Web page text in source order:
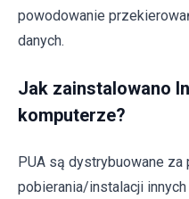
powodowanie
danych.
Jak zainstalowano
komputerze?
PUA są dystrybuowane
pobierania/instalacji